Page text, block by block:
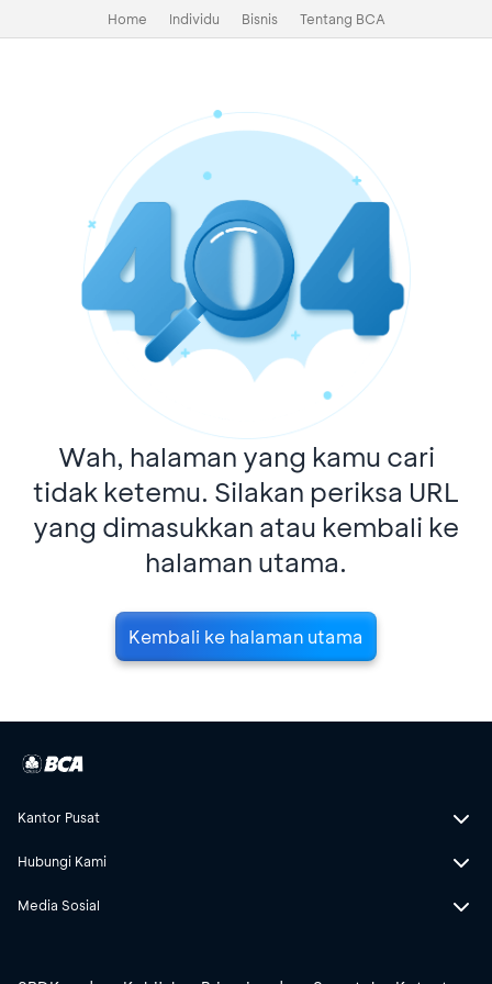
Home Individu Bisnis Tentang BCA
Wah, halaman yang kamu cari
tidak ketemu. Silakan periksa URL
yang dimasukkan atau kembali ke
halaman utama.
Kembali ke halaman utama
Kantor Pusat
Hubungi Kami
Media Sosial